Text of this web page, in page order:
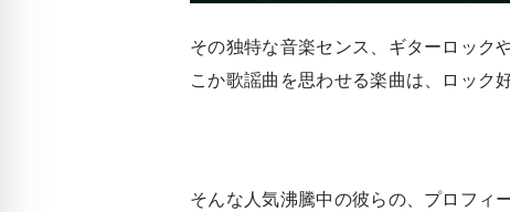
その独特な音楽センス、ギターロック
こか歌謡曲を思わせる楽曲は、ロック
そんな人気沸騰中の彼らの、プロフィ